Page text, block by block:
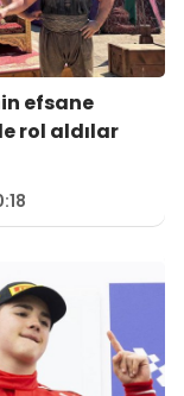
efsane
rol aldılar